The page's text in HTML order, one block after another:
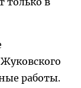
работы.